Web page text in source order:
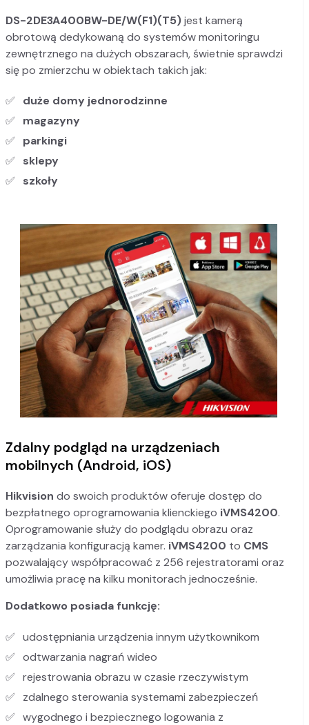
DS-2DE3A400BW-DE/W(F1)(T5)jest kamerą
obrotową dedykowaną do systemów monitoringu
zewnętrznego na dużych obszarach, świetnie sprawdzi
się po zmierzchu w obiektach takich jak:
duże domy jednorodzinne
magazyny
parkingi
sklepy
szkoły
Zdalny podgląd na urządzeniach
mobilnych (Android, iOS)
Hikvision do swoich produktów oferuje dostęp do
bezpłatnego oprogramowania klienckiego iVMS4200.
Oprogramowanie służy do podglądu obrazu oraz
zarządzania konfiguracją kamer. iVMS4200 to CMS
pozwalający współpracować z 256 rejestratorami oraz
umożliwia pracę na kilku monitorach jednocześnie.
Dodatkowo posiada funkcję:
udostępniania urządzenia innym użytkownikom
odtwarzania nagrań wideo
rejestrowania obrazu w czasie rzeczywistym
zdalnego sterowania systemami zabezpieczeń
wygodnego i bezpiecznego logowania z